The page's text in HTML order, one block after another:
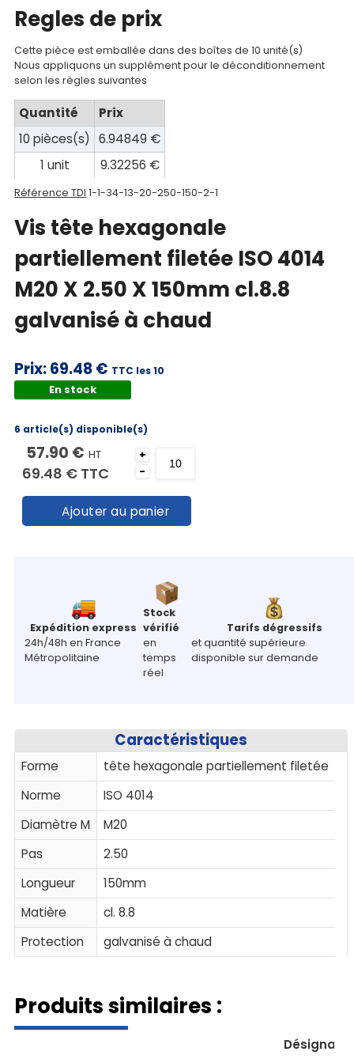
compte
Mon
panier
Contact
Regles de prix
Cette pièce est emballée dans des boîtes de 10 unité(s)
Nous appliquons un supplément pour le déconditionnement
selon les règles suivantes
Quantité
Prix
10 pièces(s)
6.94849 €
1 unit
9.32256 €
Référence TDI 1-1-34-13-20-250-150-2-1
Vis tête hexagonale
partiellement filetée ISO 4014
M20 X 2.50 X 150mm cl.8.8
galvanisé à chaud
Prix:69.48 € TTC les 10
En stock
6 article(s) disponible(s)
57.90 € HT
69.48 € TTC
+
-
Ajouter au panier
Expédition express
24h/48h en France
Métropolitaine
Stock
vérifié
en
temps
réel
Tarifs dégressifs
et quantité supérieure
disponible sur demande
Caractéristiques
Forme
tête hexagonale partiellement filetée
Norme
ISO 4014
Diamètre M
M20
Pas
2.50
Longueur
150mm
Matière
cl. 8.8
Protection
galvanisé à chaud
Produits similaires :